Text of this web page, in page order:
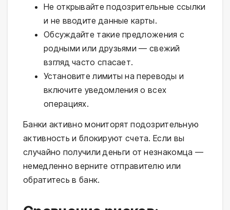
Не открывайте подозрительные ссылки
и не вводите данные карты.
Обсуждайте такие предложения с
родными или друзьями — свежий
взгляд часто спасает.
Установите лимиты на переводы и
включите уведомления о всех
операциях.
Банки активно мониторят подозрительную
активность и блокируют счета. Если вы
случайно получили деньги от незнакомца —
немедленно верните отправителю или
обратитесь в банк.